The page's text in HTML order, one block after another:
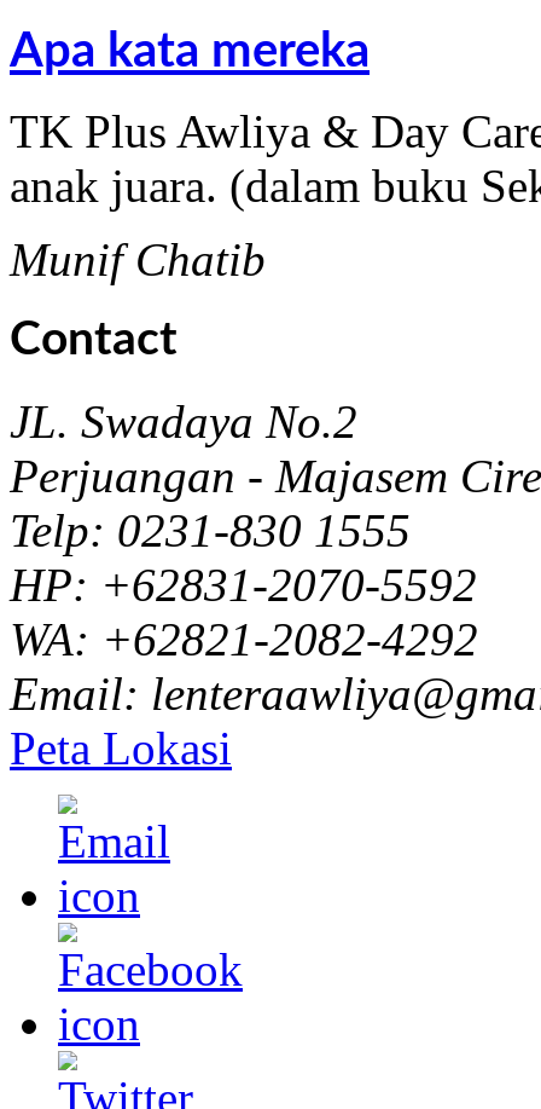
Apa kata mereka
TK Plus Awliya & Day
anak juara. (dalam buku
Munif Chatib
Contact
JL. Swadaya No.2
Perjuangan - Majasem
Telp: 0231-830 1555
HP: +62831-2070-5592
WA: +62821-2082-4292
Email:
Peta Lokasi